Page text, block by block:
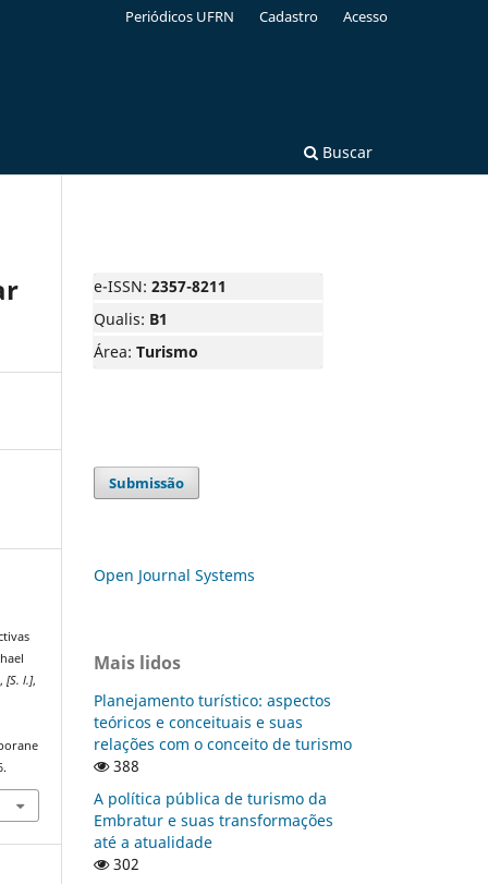
Buscar
Periódicos UFRN Cadastro Acesso
,[S. l.],
e-ISSN: 2357-8211
Qualis: B1
Área: Turismo
Submissão
Open Journal Systems
Mais lidos
Planejamento turístico: aspectos
teóricos e conceituais e suas
relações com o conceito de turismo
388
A política pública de turismo da
Embratur e suas transformações
até a atualidade
302